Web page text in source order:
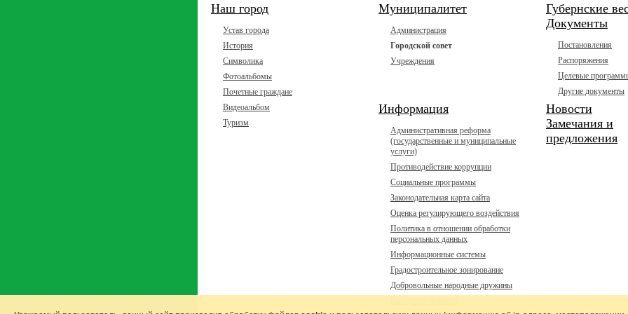
Наш город
Устав города
История
Символика
Фотоальбомы
Почетные граждане
Видеоальбом
Туризм
Муниципалитет
Администрация
Городской совет
Учреждения
Губернские
Документы
Постановления
Распоряжения
Целевые
Другие документы
Информация
Административная реформа
(государственные и муниципальные
услуги)
Противодействие коррупции
Социальные программы
Законодательная карта сайта
Оценка регулирующего воздействия
Политика в отношении обработки
персональных данных
Информационные системы
Градостроительное зонирование
Добровольные народные дружины
Новости
Замечания и
предложения